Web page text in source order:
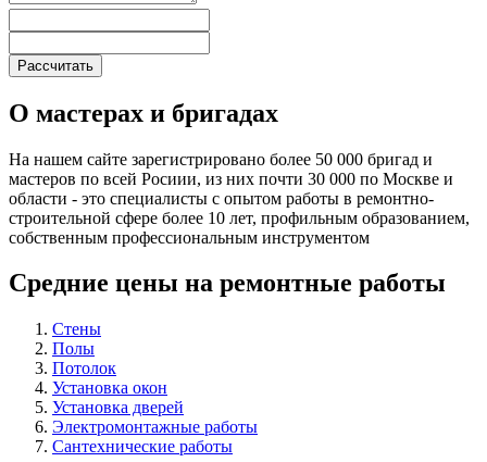
О мастерах и бригадах
На нашем сайте зарегистрировано более 50 000 бригад и
мастеров по всей Росиии, из них почти 30 000 по Москве и
области - это специалисты с опытом работы в ремонтно-
строительной сфере более 10 лет, профильным образованием,
собственным профессиональным инструментом
Средние цены на ремонтные работы
Стены
Полы
Потолок
Установка окон
Установка дверей
Электромонтажные работы
Сантехнические работы